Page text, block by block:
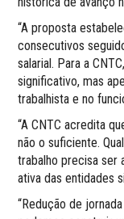
“A proposta
consecutivos
salarial. Para a
significativo, mas
trabalhista e no
“A CNTC acredita
não o suficiente.
trabalho precisa ser
ativa das entidades
“Redução de